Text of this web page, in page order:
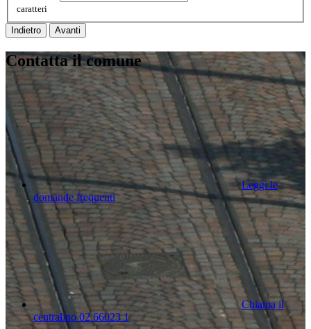
caratteri
Indietro Avanti
Contatta il comune
Leggi le
domande frequenti
Chiama il
centralino 02 66023 1